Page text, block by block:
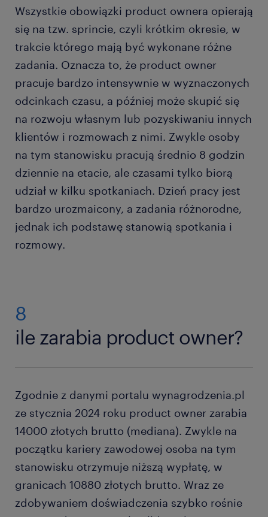
Wszystkie obowiązki product ownera opierają
się na tzw. sprincie, czyli krótkim okresie, w
trakcie którego mają być wykonane różne
zadania. Oznacza to, że product owner
pracuje bardzo intensywnie w wyznaczonych
odcinkach czasu, a później może skupić się
na rozwoju własnym lub pozyskiwaniu innych
klientów i rozmowach z nimi. Zwykle osoby
na tym stanowisku pracują średnio 8 godzin
dziennie na etacie, ale czasami tylko biorą
udział w kilku spotkaniach. Dzień pracy jest
bardzo urozmaicony, a zadania różnorodne,
jednak ich podstawę stanowią spotkania i
rozmowy.
8
ile zarabia product owner?
Zgodnie z danymi portalu wynagrodzenia.pl
ze stycznia 2024 roku product owner zarabia
14000 złotych brutto (mediana). Zwykle na
początku kariery zawodowej osoba na tym
stanowisku otrzymuje niższą wypłatę, w
granicach 10880 złotych brutto. Wraz ze
zdobywaniem doświadczenia szybko rośnie